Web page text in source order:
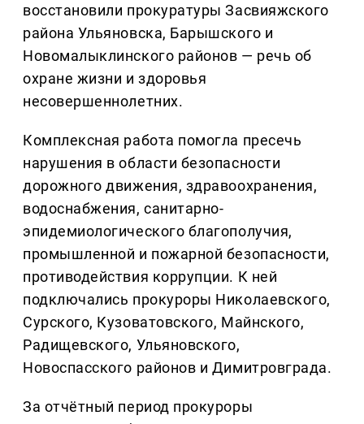
восстановили прокуратуры Засвияжского
района Ульяновска, Барышского и
Новомалыклинского районов — речь об
охране жизни и здоровья
несовершеннолетних.
Комплексная работа помогла пресечь
нарушения в области безопасности
дорожного движения, здравоохранения,
водоснабжения, санитарно-
эпидемиологического благополучия,
промышленной и пожарной безопасности,
противодействия коррупции. К ней
подключались прокуроры Николаевского,
Сурского, Кузоватовского, Майнского,
Радищевского, Ульяновского,
Новоспасского районов и Димитровграда.
За отчётный период прокуроры